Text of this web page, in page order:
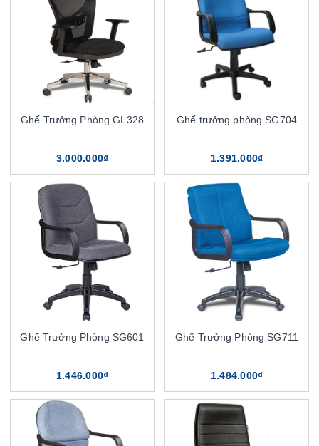
Ghế Trưởng Phòng GL328
3.000.000₫
Ghế trưởng phòng SG704
1.391.000₫
Ghế Trưởng Phòng SG601
1.446.000₫
Ghế Trưởng Phòng SG711
1.484.000₫